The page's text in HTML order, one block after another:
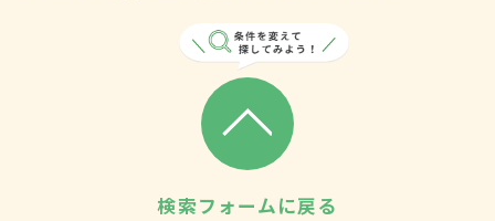
検索フォームに戻る